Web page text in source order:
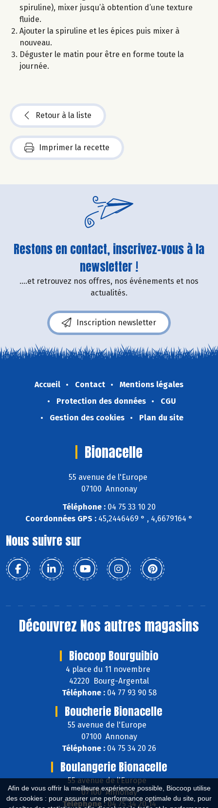
Afin de vous offrir la meilleure expérience possible, Biocoop utilise
des cookies : pour assurer une performance optimale du site, pour
spiruline), mixer jusqu’à obtention d’une texture
fluide.
Ajouter la spiruline et les épices puis mixer à
nouveau.
Déguster le matin pour être en forme toute la
journée.
Retour à la liste
Imprimer la recette
Restons en contact, inscrivez-vous à la
newsletter !
....et retrouvez nos offres, nos événements et nos
actualités.
Inscription newsletter
Accueil Contact
Mentions légales
Protection des données
CGU
Gestion des cookies
Plan du site
Bionacelle
55 avenue de l'Europe
07100 Annonay
Téléphone : 04 75 33 10 20
Coordonnées GPS : 45,2446469 ° , 4,6679164 °
Nous suivre sur
Découvrez Nos autres magasins
Biocoop Bourguibio
4 place du 11 novembre
42220 Bourg-Argental
Téléphone :04 77 93 90 58
Boucherie Bionacelle
55 avenue de l'Europe
07100 Annonay
Téléphone : 04 75 34 20 26
Boulangerie Bionacelle
55 avenue de l'Europe
07100 Annonay
Téléphone :04 75 34 20 14